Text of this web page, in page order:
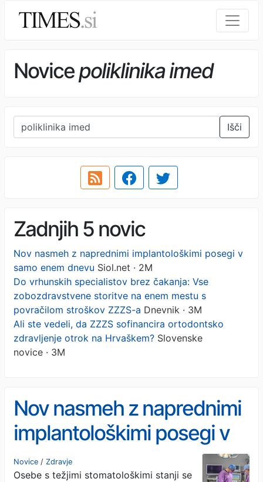
Novicepoliklinika imed
Išči
Zadnjih 5 novic
Nov nasmeh z naprednimi implantološkimi posegi v
samo enem dnevu Siol.net · 2M
Do vrhunskih specialistov brez čakanja: Vse
zobozdravstvene storitve na enem mestu s
povračilom stroškov ZZZS-a Dnevnik · 3M
Ali ste vedeli, da ZZZS sofinancira ortodontsko
zdravljenje otrok na Hrvaškem? Slovenske
novice · 3M
Nov nasmeh z naprednimi
implantološkimi posegi v
samo enem dnevu
Novice / Zdravje
Osebe s težjimi stomatološkimi stanji se